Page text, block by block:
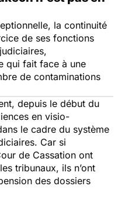
la continuité
de ses fonctions
qui fait face à une
de contaminations
depuis le début du
en visio-
le cadre du système
Car si
de Cassation ont
tribunaux, ils n’ont
des dossiers